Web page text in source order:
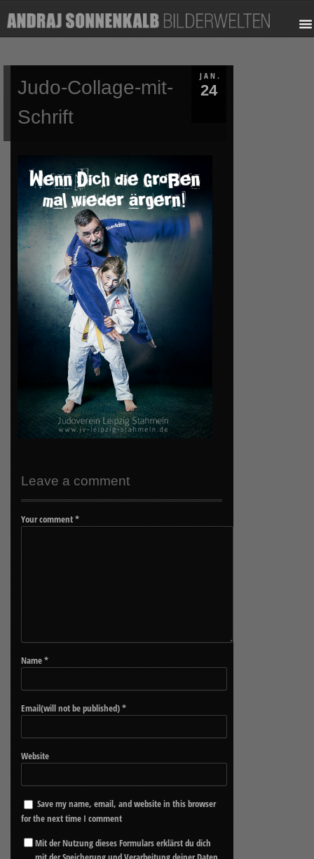
JAN.
24
Judo-Collage-mit-
Schrift
Leave a comment
Your comment*
Name*
Email(will not be published)*
Website
Save my name, email, and website in this browser
for the next time I comment
Mit der Nutzung dieses Formulars erklärst du dich